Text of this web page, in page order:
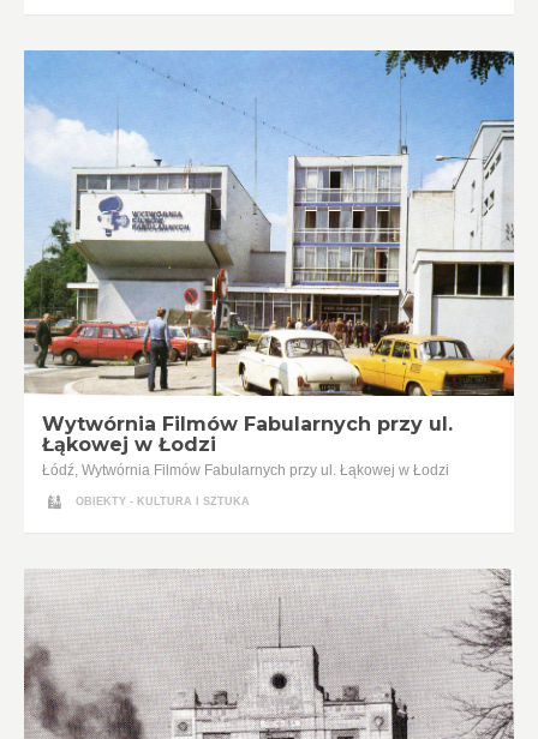
Wytwórnia Filmów Fabularnych przy ul.
Łąkowej w Łodzi
Łódź, Wytwórnia Filmów Fabularnych przy ul. Łąkowej w Łodzi
OBIEKTY - KULTURA I SZTUKA